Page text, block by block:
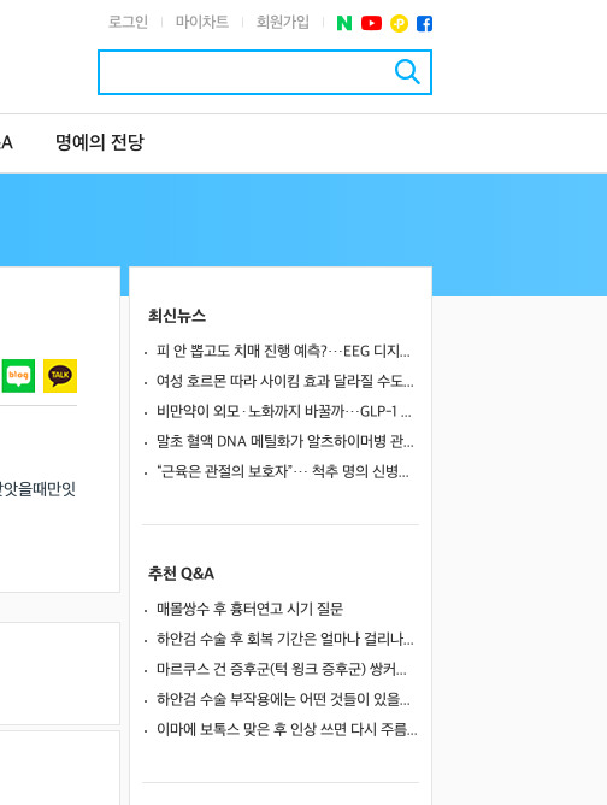
로그인 마이차트 회원가입
명예의 전당
을때만잇
최신뉴스
피 안 뽑고도 치매 진행 예측?…EEG 디지털 트윈, 기존 바이오마커만큼 정확했다
여성 호르몬 따라 사이킴 효과 달라질 수도…에스트로겐·프로게스테론이 약효·부작용 변동에 관여할 가능성
비만약이 외모·노화까지 바꿀까…GLP-1 계열의 60~80% 간지방 감소
말초 혈액 DNA 메틸화가 알츠하이머병 관련 뇌영상·인지 지표와 연관될까
“근육은 관절의 보호자”… 척추 명의 신병준 교수가 말하는 하체 근육의 힘 [평생운동연구소]
추천 Q&A
매몰쌍수 후 흉터연고 시기 질문
하안검 수술 후 회복 기간은 얼마나 걸리나요?
마르쿠스 건 증후군(턱 윙크 증후군) 쌍커풀 수술 가능 여부
하안검 수술 부작용에는 어떤 것들이 있을까요?
이마에 보톡스 맞은 후 인상 쓰면 다시 주름이 생길까요?